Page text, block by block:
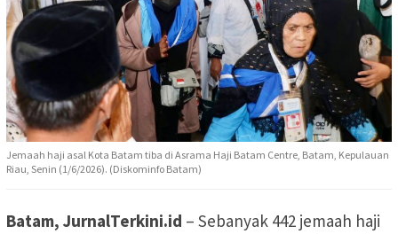
Jemaah haji asal Kota Batam tiba di Asrama Haji Batam Centre, Batam, Kepulauan
Riau, Senin (1/6/2026). (Diskominfo Batam)
Batam, JurnalTerkini.id – Sebanyak 442 jemaah haji